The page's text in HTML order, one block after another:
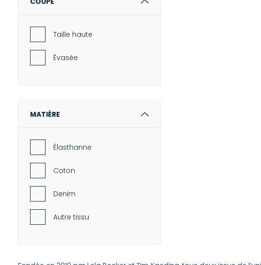
Taille haute
Évasée
MATIÈRE
Élasthanne
Coton
Denim
Autre tissu